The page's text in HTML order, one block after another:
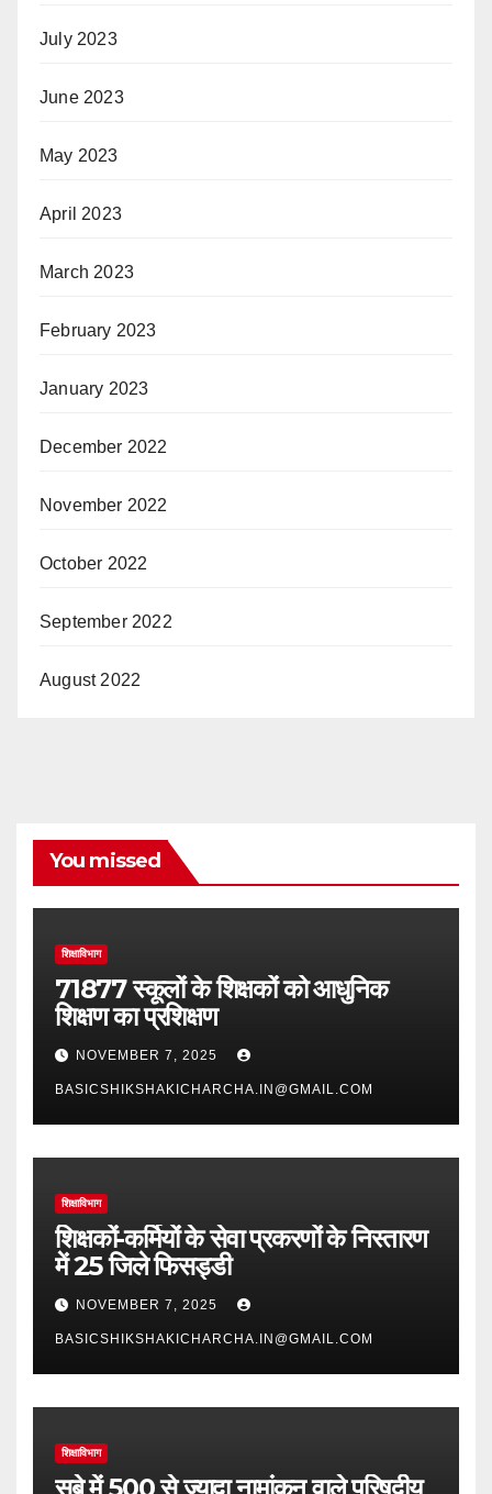
July 2023
June 2023
May 2023
April 2023
March 2023
February 2023
January 2023
December 2022
November 2022
October 2022
September 2022
August 2022
You missed
शिक्षाविभाग
71877 स्कूलों के शिक्षकों को आधुनिक
शिक्षण का प्रशिक्षण
NOVEMBER 7, 2025
BASICSHIKSHAKICHARCHA.IN@GMAIL.COM
शिक्षाविभाग
शिक्षकों-कर्मियों के सेवा प्रकरणों के निस्तारण
में 25 जिले फिसड्डी
NOVEMBER 7, 2025
BASICSHIKSHAKICHARCHA.IN@GMAIL.COM
शिक्षाविभाग